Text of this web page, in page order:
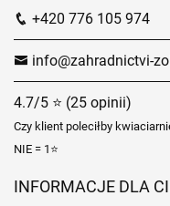
+420 776 105 974
info@zahradnictvi-
4.7/5 ⭐ (25 opinii)
Czy klient poleciłby
NIE = 1⭐
INFORMACJE DLA